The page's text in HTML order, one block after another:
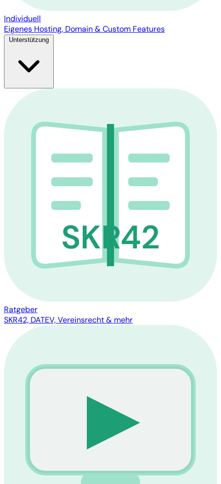
Individuell
Eigenes Hosting, Domain & Custom Features
Unterstützung
SKR42
Ratgeber
SKR42, DATEV, Vereinsrecht & mehr